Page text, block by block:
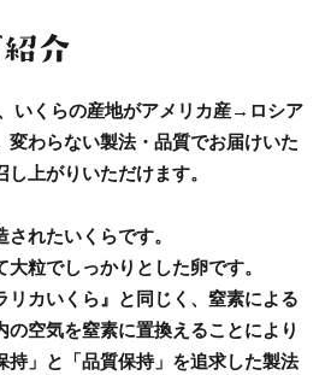
いくらの産地がアメリカ産→ロシア
変わらない製法・品質でお届けいた
上がりいただけます。
れたいくらです。
粒でしっかりとした卵です。
リカいくら』と同じく、窒素による
の空気を窒素に置換えることにより
持」と「品質保持」を追求した製法